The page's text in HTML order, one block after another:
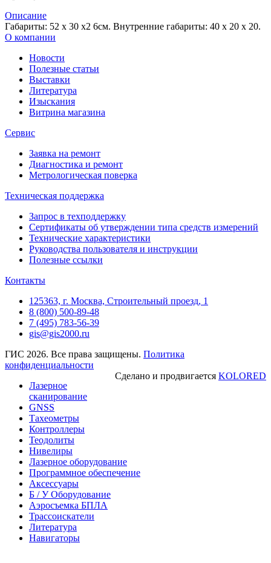
Описание
Габариты: 52 х 30 х2 6см. Внутренние габариты: 40 х 20 х 20.
О компании
Новости
Полезные статьи
Выставки
Литература
Изыскания
Витрина магазина
Сервис
Заявка на ремонт
Диагностика и ремонт
Метрологическая поверка
Техническая поддержка
Запрос в техподдержку
Сертификаты об утверждении типа средств измерений
Технические характеристики
Руководства пользователя и инструкции
Полезные ссылки
Контакты
125363, г. Москва, Строительный проезд, 1
8 (800) 500-89-48
7 (495) 783-56-39
gis@gis2000.ru
ГИС 2026. Все права защищены. Политика
конфиденциальности
Сделано и продвигается KOLORED
Лазерное
сканирование
GNSS
Тахеометры
Контроллеры
Теодолиты
Нивелиры
Лазерное оборудование
Программное обеспечение
Аксессуары
Б / У Оборудование
Аэросъемка БПЛА
Трассоискатели
Литература
Навигаторы